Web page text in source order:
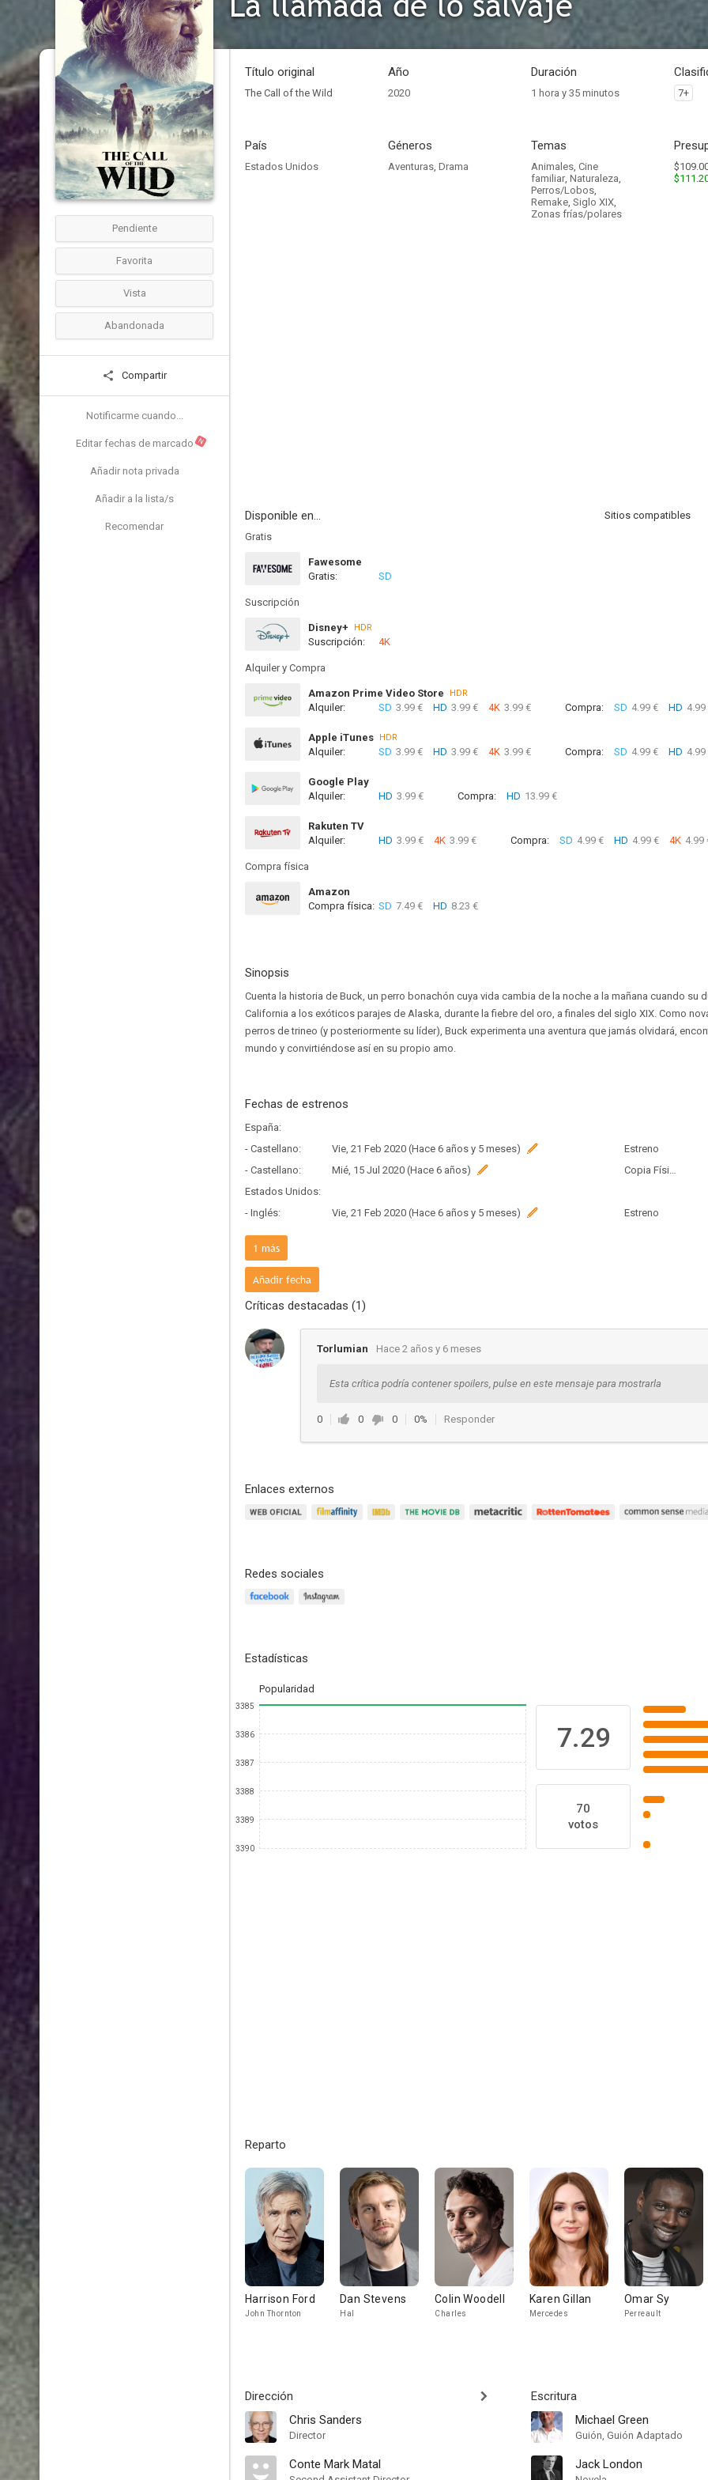
Pendiente
Favorita
Vista
Abandonada
Compartir
Notificarme cuando...
Editar fechas de marcado N
Añadir nota privada
Añadir a la lista/s
Recomendar
Título original
The Call of the Wild
Año
2020
Duración
1 hora y 35 minutos 7+
País
Estados Unidos
Géneros
Aventuras, Drama
Temas
Animales, Cine
familiar, Naturaleza,
Perros/Lobos,
Remake, Siglo XIX,
Zonas frías/polares
Disponible en...
Sitios compatibles
Gratis
Fawesome
Gratis:
SD
Suscripción
Disney+ HDR
Suscripción: 4K
Alquiler y Compra
Amazon Prime Video Store HDR
Alquiler: SD 3.99 € HD 3.99 € 4K 3.99 € Compra: SD 4.99 € HD
Apple iTunes HDR
Alquiler: SD 3.99 € HD 3.99 € 4K 3.99 € Compra: SD 4.99 € HD
Google Play
Alquiler:
HD 3.99 € Compra: HD 13.99 €
Rakuten TV
Alquiler:
HD 3.99 € 4K 3.99 € Compra: SD 4.99 € HD 4.99 € 4K 4.99
Compra física
Amazon
Compra física: SD 7.49 € HD 8.23 €
Sinopsis
Cuenta la historia de Buck, un perro bonachón cuya vida cambia de la noche a la mañana cuando su
California a los exóticos parajes de Alaska, durante la fiebre del oro, a finales del siglo XIX. Como
perros de trineo (y posteriormente su líder), Buck experimenta una aventura que jamás olvidará,
mundo y convirtiéndose así en su propio amo.
Fechas de estrenos
España:
- Castellano:
Vie, 21 Feb 2020 (Hace 6 años y 5 meses)
Estreno
- Castellano:
Mié, 15 Jul 2020 (Hace 6 años)
Copia Física
Estados Unidos:
- Inglés:
Vie, 21 Feb 2020 (Hace 6 años y 5 meses)
Estreno
Francia:
- Frances:
1 más
Añadir fecha
Críticas destacadas (1)
Torlumian Hace 2 años y 6 meses
Esta crítica podría contener spoilers, pulse en este mensaje para mostrarla
0 0 0 0% Responder
Enlaces externos
Redes sociales
Estadísticas
Popularidad
3385
3386
3387
3388
3389
3390
7.29
70
votos
Reparto
Harrison Ford
John Thornton
Dan Stevens
Hal
Colin Woodell
Charles
Karen Gillan
Mercedes
Omar Sy
Perreault
Dirección
Chris Sanders
Director
Conte Mark Matal
Escritura
Michael Green
Guión, Guión Adaptado
Jack London